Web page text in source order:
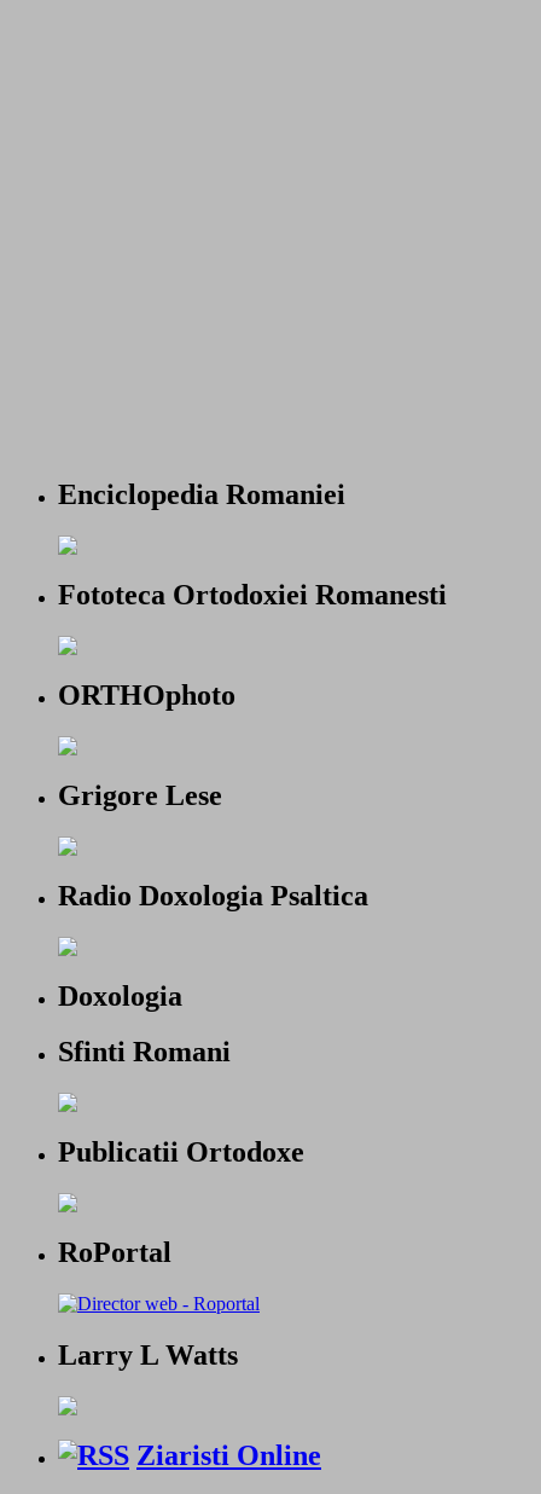
Enciclopedia Romaniei
Fototeca Ortodoxiei Romanesti
ORTHOphoto
Grigore Lese
Radio Doxologia Psaltica
Doxologia
Sfinti Romani
Publicatii Ortodoxe
RoPortal
Larry L Watts
Ziaristi Online